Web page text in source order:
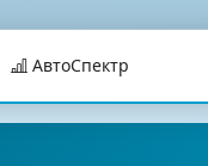
АвтоСпектр